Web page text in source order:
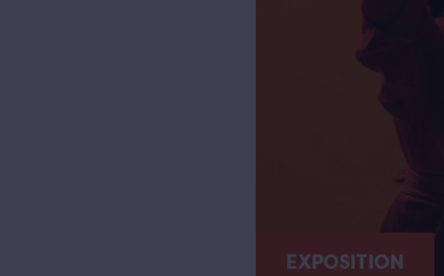
EXPOSITION